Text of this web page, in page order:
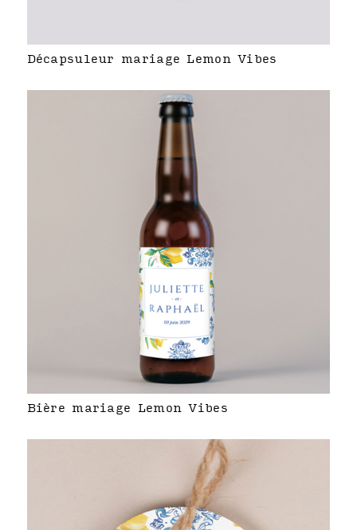
Décapsuleur mariage Lemon Vibes
Bière mariage Lemon Vibes